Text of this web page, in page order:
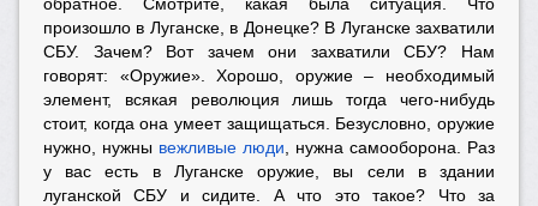
произошло в Луганске, в Донецке? В Луганске захватили
СБУ. Зачем? Вот зачем они захватили СБУ? Нам
говорят: «Оружие». Хорошо, оружие – необходимый
элемент, всякая революция лишь тогда чего-нибудь
стоит, когда она умеет защищаться. Безусловно, оружие
нужно, нужны вежливые люди , нужна самооборона. Раз
у вас есть в Луганске оружие, вы сели в здании
луганской СБУ и сидите. А что это такое? Что за